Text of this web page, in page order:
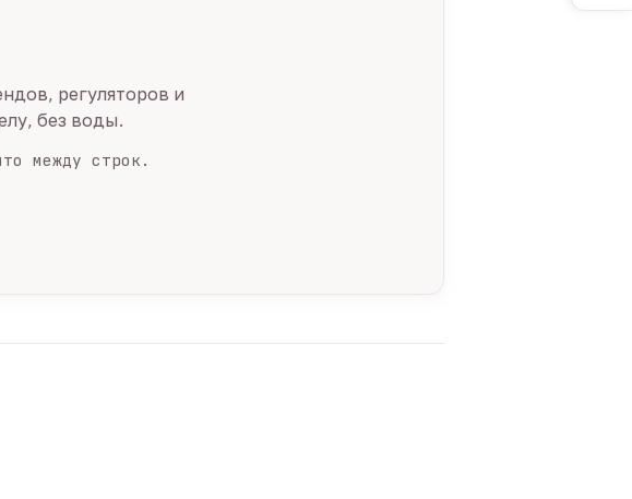
регуляторов и
без воды.
между строк.